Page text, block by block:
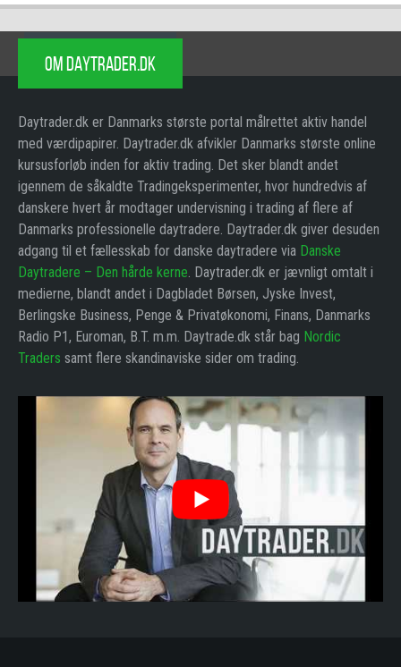
OM DAYTRADER.DK
Daytrader.dk er Danmarks største portal målrettet aktiv handel
med værdipapirer. Daytrader.dk afvikler Danmarks største online
kursusforløb inden for aktiv trading. Det sker blandt andet
igennem de såkaldte Tradingeksperimenter, hvor hundredvis af
danskere hvert år modtager undervisning i trading af flere af
Danmarks professionelle daytradere. Daytrader.dk giver desuden
adgang til et fællesskab for danske daytradere via Danske
Daytradere – Den hårde kerne. Daytrader.dk er jævnligt omtalt i
medierne, blandt andet i Dagbladet Børsen, Jyske Invest,
Berlingske Business, Penge & Privatøkonomi, Finans, Danmarks
Radio P1, Euroman, B.T. m.m. Daytrade.dk står bag Nordic
Traders samt flere skandinaviske sider om trading.